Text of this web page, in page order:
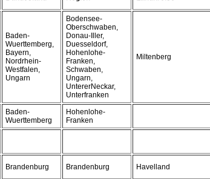
Baden-
Wuerttemberg,
Bayern,
Nordrhein-
Westfalen,
Ungarn
Bodensee-
Oberschwaben,
Donau-Iller,
Duesseldorf,
Hohenlohe-
Franken,
Schwaben,
Ungarn,
UntererNeckar,
Unterfranken
Miltenberg
Baden-
Wuerttemberg
Hohenlohe-
Franken
Brandenburg Brandenburg Havelland